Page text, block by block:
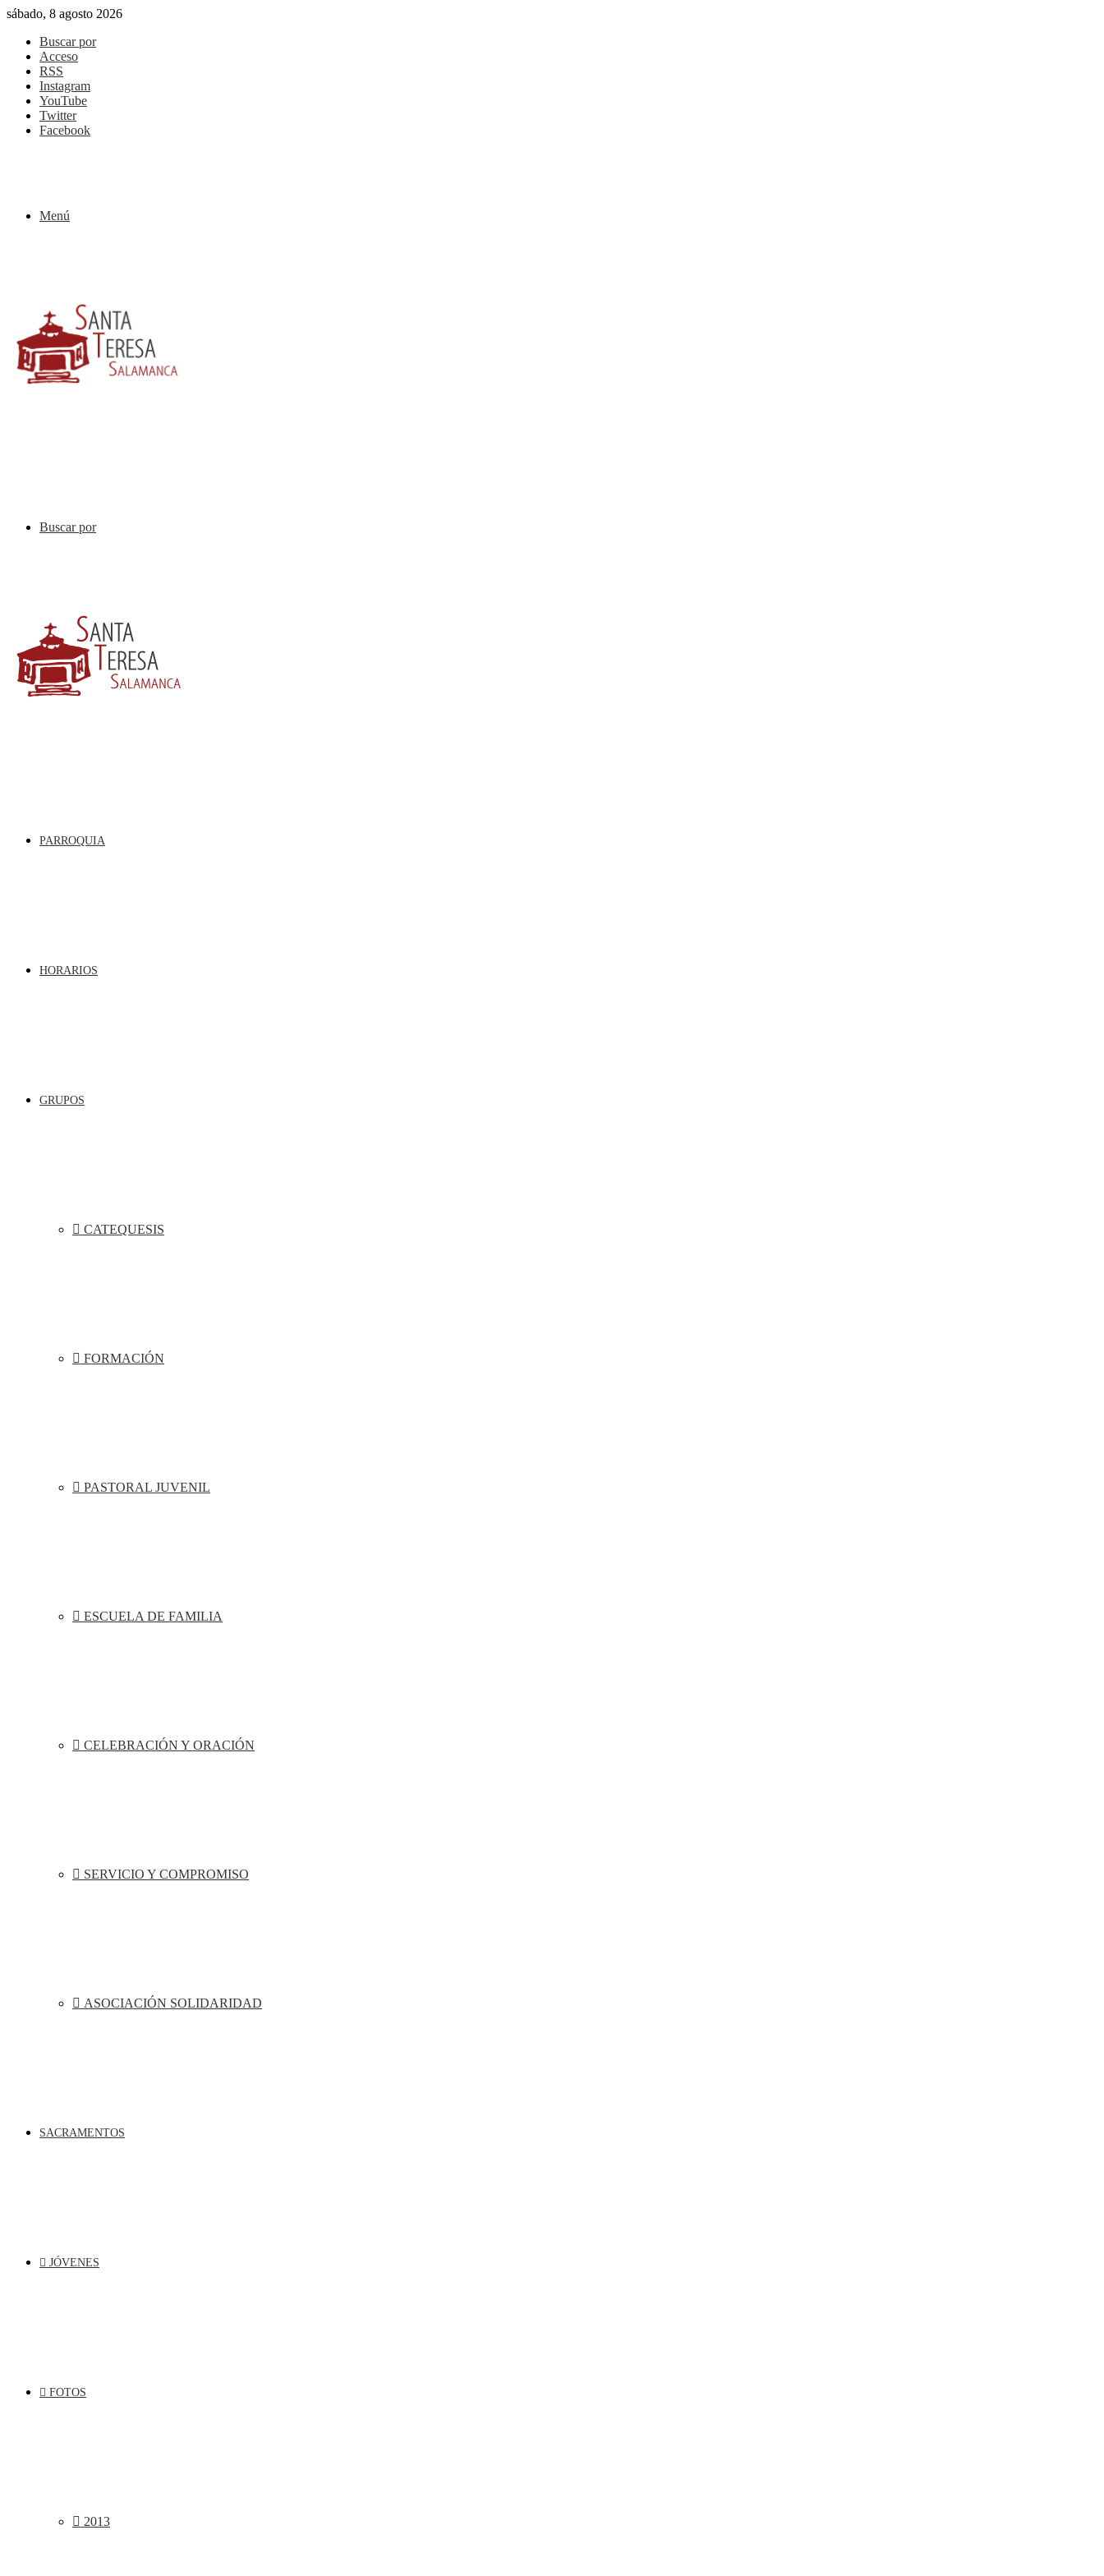
sábado, 8 agosto 2026
Buscar por
Acceso
RSS
Instagram
YouTube
Twitter
Facebook
Menú
Buscar por
PARROQUIA
HORARIOS
GRUPOS
CATEQUESIS
FORMACIÓN
PASTORAL JUVENIL
ESCUELA DE FAMILIA
CELEBRACIÓN Y ORACIÓN
SERVICIO Y COMPROMISO
ASOCIACIÓN SOLIDARIDAD
SACRAMENTOS
JÓVENES
FOTOS
2013